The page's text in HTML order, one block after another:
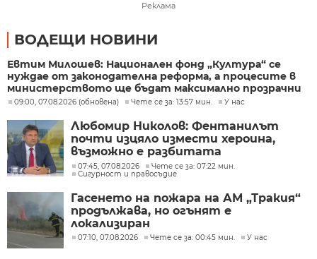
Реклама
ВОДЕЩИ НОВИНИ
Евтим Милошев: Национален фонд „Култура“ се
нуждае от законодателна реформа, а процесите в
министерството ще бъдат максимално прозрачни
09:00, 07.08.2026 (обновена) Чете се за: 13:57 мин. У нас
Любомир Николов: Фентанилът
почти изцяло измести хероина,
възможно е разбитата
лаборатория да е единствената у
нас
07:45, 07.08.2026
Чете се за: 07:22 мин.
Сигурност и правосъдие
Гасенето на пожара на АМ „Тракия“
продължава, но огънят е
локализиран
07:10, 07.08.2026 Чете се за: 00:45 мин. У нас